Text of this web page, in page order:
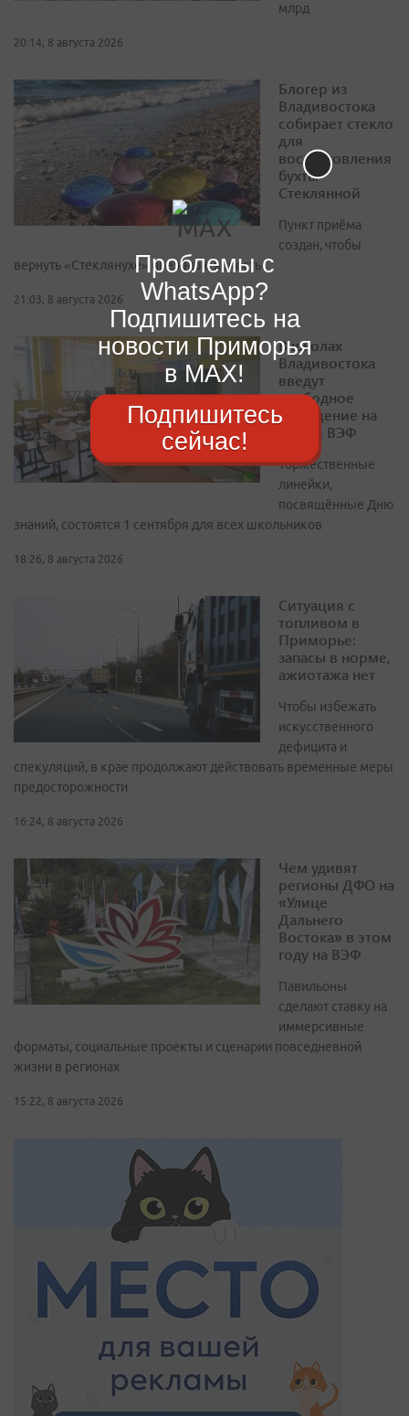
млрд
20:14, 8 августа 2026
Блогер из
Владивостока
собирает стекло
для
восстановления
бухты
Стеклянной
Пункт приёма
создан, чтобы
вернуть «Стеклянухе» прежнюю яркость
21:03, 8 августа 2026
В школах
Владивостока
введут
свободное
посещение на
время ВЭФ
Торжественные
линейки,
посвящённые Дню
знаний, состоятся 1 сентября для всех школьников
18:26, 8 августа 2026
Ситуация с
топливом в
Приморье:
запасы в норме,
ажиотажа нет
Чтобы избежать
искусственного
дефицита и
спекуляций, в крае продолжают действовать временные меры
предосторожности
16:24, 8 августа 2026
Чем удивят
регионы ДФО на
«Улице
Дальнего
Востока» в этом
году на ВЭФ
Павильоны
сделают ставку на
иммерсивные
форматы, социальные проекты и сценарии повседневной
жизни в регионах
15:22, 8 августа 2026
Проблемы с
WhatsApp?
Подпишитесь на
новости Приморья
в MAX!
Подпишитесь
сейчас!